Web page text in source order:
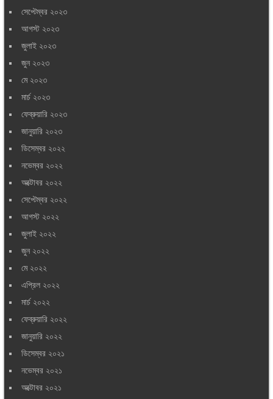
সেপ্টেম্বর ২০২৩
আগস্ট ২০২৩
জুলাই ২০২৩
জুন ২০২৩
মে ২০২৩
মার্চ ২০২৩
ফেব্রুয়ারি ২০২৩
জানুয়ারি ২০২৩
ডিসেম্বর ২০২২
নভেম্বর ২০২২
অক্টোবর ২০২২
সেপ্টেম্বর ২০২২
আগস্ট ২০২২
জুলাই ২০২২
জুন ২০২২
মে ২০২২
এপ্রিল ২০২২
মার্চ ২০২২
ফেব্রুয়ারি ২০২২
জানুয়ারি ২০২২
ডিসেম্বর ২০২১
নভেম্বর ২০২১
অক্টোবর ২০২১